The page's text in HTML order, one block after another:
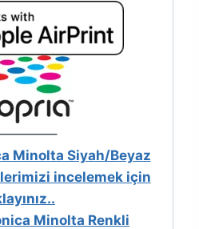
Minolta Siyah/Beyaz
incelemek için
Minolta Renkli